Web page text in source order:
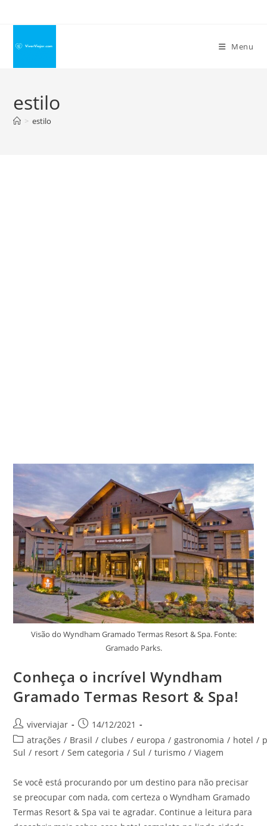
conteúdo
Menu
estilo
> estilo
Visão do Wyndham Gramado Termas Resort & Spa. Fonte:
Gramado Parks.
Conheça o incrível Wyndham
Gramado Termas Resort & Spa!
Autor
do
post:
viverviajar
Post
publicado:
14/12/2021
Categoria
do
atrações / Brasil / clubes / europa / gastronomia / hotel /
Sul / resort / Sem categoria / Sul / turismo / Viagem
Se você está procurando por um destino para não precisar
se preocupar com nada, com certeza o Wyndham Gramado
Termas Resort & Spa vai te agradar. Continue a leitura para